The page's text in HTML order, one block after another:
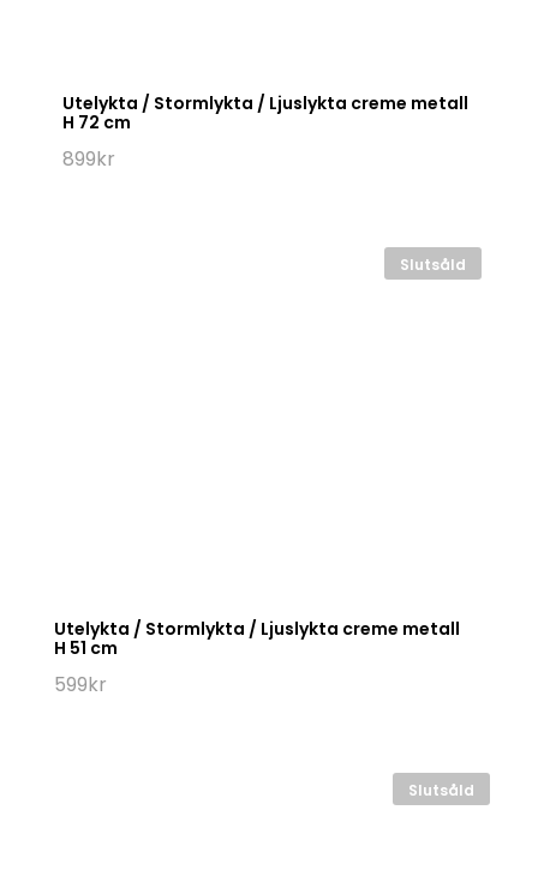
Utelykta / Stormlykta / Ljuslykta creme metall
H 72 cm
899kr
Slutsåld
Utelykta / Stormlykta / Ljuslykta creme metall
H 51 cm
599kr
Slutsåld